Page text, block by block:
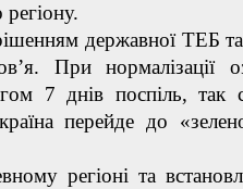
державної ТЕБ
При нормалізації
7 днів поспіль, так
перейде до
регіоні та